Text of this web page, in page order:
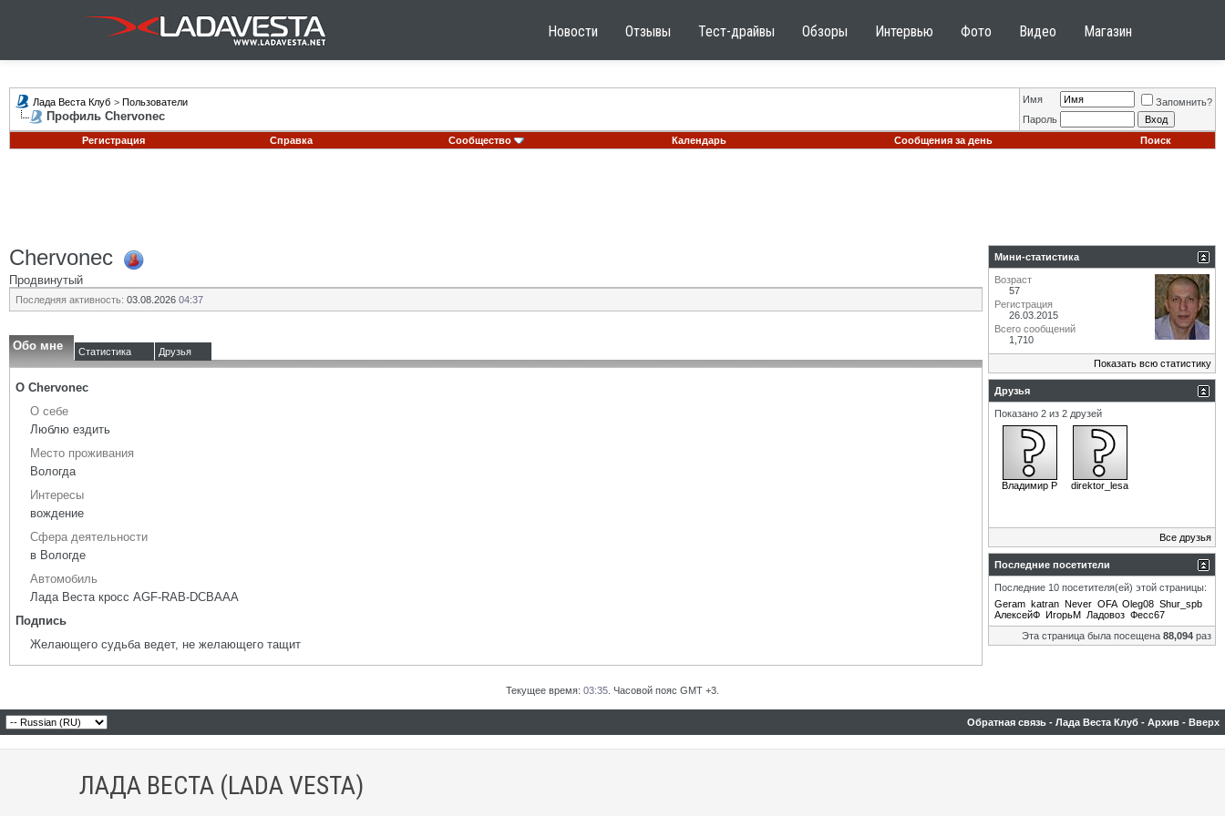
Новости Отзывы Тест-драйвы Обзоры Интервью Фото Видео Магазин
Лада Веста Клуб > Пользователи
Профиль Chervonec
Имя
Запомнить?
Пароль
Регистрация
Справка Сообщество Календарь Сообщения за день Поиск
Chervonec
Продвинутый
Последняя активность: 03.08.2026 04:37
Обо мне Статистика Друзья
О Chervonec
О себе
Люблю ездить
Место проживания
Вологда
Интересы
вождение
Сфера деятельности
в Вологде
Автомобиль
Лада Веста кросс AGF-RAB-DCBAAA
Подпись
Желающего судьба ведет, не желающего тащит
Мини-статистика
Возраст
57
Регистрация
26.03.2015
Всего сообщений
1,710
Показать всю статистику
Друзья
Показано 2 из 2 друзей
Владимир Р direktor_lesa
Все друзья
Последние посетители
Последние 10 посетителя(ей) этой страницы:
Geram katran Never OFA Oleg08 Shur_spb
АлексейФ ИгорьМ Ладовоз Фесс67
Эта страница была посещена 88,094 раз
Текущее время: 03:35 . Часовой пояс GMT +3.
Обратная связь - Лада Веста Клуб - Архив - Вверх
ЛАДА ВЕСТА (LADA VESTA)